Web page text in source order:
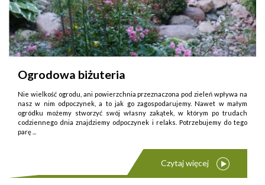
Ogrodowa biżuteria
Nie wielkość ogrodu, ani powierzchnia przeznaczona pod zieleń wpływa na
nasz w nim odpoczynek, a to jak go zagospodarujemy. Nawet w małym
ogródku możemy stworzyć swój własny zakątek, w którym po trudach
codziennego dnia znajdziemy odpoczynek i relaks. Potrzebujemy do tego
parę ...
Czytaj więcej